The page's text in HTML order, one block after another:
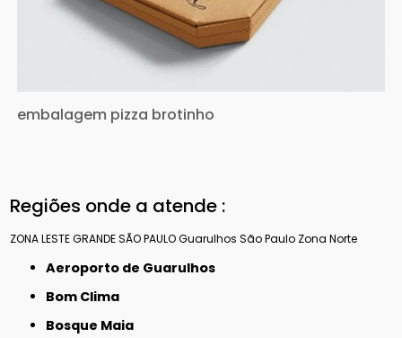
embalagem pizza brotinho
Regiões onde a atende :
ZONA LESTEGRANDE SÃO PAULOGuarulhos São Paulo Zona Norte
Aeroporto de Guarulhos
Bom Clima
Bosque Maia